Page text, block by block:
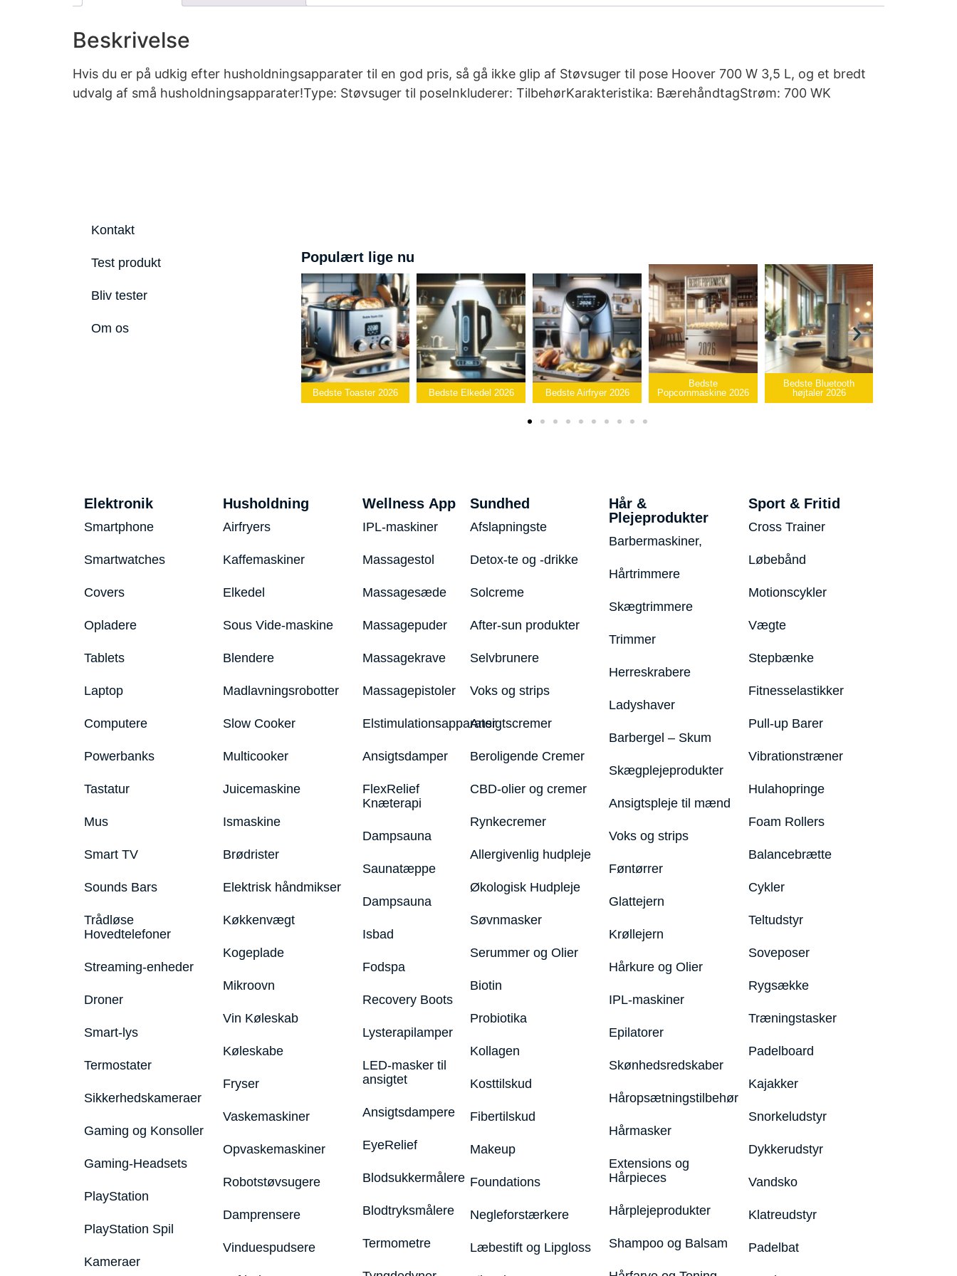
Beskrivelse
Hvis du er på udkig efter husholdningsapparater til en god pris, så gå ikke glip af Støvsuger til pose Hoover 700 W 3,5 L, og et bredt
udvalg af små husholdningsapparater!Type: Støvsuger til poseInkluderer: TilbehørKarakteristika: BærehåndtagStrøm: 700 WK
Kontakt
Test produkt
Bliv tester
Om os
Populært lige nu
Bedste Toaster 2026 Bedste Elkedel 2026 Bedste Airfryer 2026
Bedste
Popcornmaskine 2026
Bedste Bluetooth
højtaler 2026
Elektronik
Smartphone
Smartwatches
Covers
Opladere
Tablets
Laptop
Computere
Powerbanks
Tastatur
Mus
Smart TV
Sounds Bars
Trådløse
Hovedtelefoner
Streaming-enheder
Droner
Smart-lys
Termostater
Sikkerhedskameraer
Gaming og Konsoller
Gaming-Headsets
PlayStation
PlayStation Spil
Kameraer
Husholdning
Airfryers
Kaffemaskiner
Elkedel
Sous Vide-maskine
Blendere
Madlavningsrobotter
Slow Cooker
Multicooker
Juicemaskine
Ismaskine
Brødrister
Elektrisk håndmikser
Køkkenvægt
Kogeplade
Mikroovn
Vin Køleskab
Køleskabe
Fryser
Vaskemaskiner
Opvaskemaskiner
Robotstøvsugere
Damprensere
Vinduespudsere
Wellness App
IPL-maskiner
Massagestol
Massagesæde
Massagepuder
Massagekrave
Massagepistoler
Elstimulationsapparater
Ansigtsdamper
FlexRelief
Knæterapi
Dampsauna
Saunatæppe
Dampsauna
Isbad
Fodspa
Recovery Boots
Lysterapilamper
LED-masker til
ansigtet
Ansigtsdampere
EyeRelief
Blodsukkermålere
Blodtryksmålere
Termometre
Sundhed
Afslapningste
Detox-te og -drikke
Solcreme
After-sun produkter
Selvbrunere
Voks og strips
Ansigtscremer
Beroligende Cremer
CBD-olier og cremer
Rynkecremer
Allergivenlig hudpleje
Økologisk Hudpleje
Søvnmasker
Serummer og Olier
Biotin
Probiotika
Kollagen
Kosttilskud
Fibertilskud
Makeup
Foundations
Negleforstærkere
Læbestift og Lipgloss
Hår &
Plejeprodukter
Barbermaskiner,
Hårtrimmere
Skægtrimmere
Trimmer
Herreskrabere
Ladyshaver
Barbergel – Skum
Skægplejeprodukter
Ansigtspleje til mænd
Voks og strips
Føntørrer
Glattejern
Krøllejern
Hårkure og Olier
IPL-maskiner
Epilatorer
Skønhedsredskaber
Håropsætningstilbehør
Hårmasker
Extensions og
Hårpieces
Hårplejeprodukter
Shampoo og Balsam
Sport & Fritid
Cross Trainer
Løbebånd
Motionscykler
Vægte
Stepbænke
Fitnesselastikker
Pull-up Barer
Vibrationstræner
Hulahopringe
Foam Rollers
Balancebrætte
Cykler
Teltudstyr
Soveposer
Rygsække
Træningstasker
Padelboard
Kajakker
Snorkeludstyr
Dykkerudstyr
Vandsko
Klatreudstyr
Padelbat